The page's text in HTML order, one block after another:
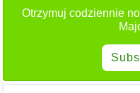
Otrzymuj codziennie